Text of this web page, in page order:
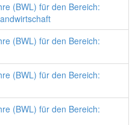
(BWL) für den Bereich:
(BWL) für den Bereich:
(BWL) für den Bereich:
(BWL) für den Bereich: